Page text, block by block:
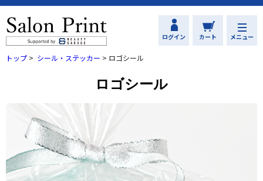
ログイン カート メニュー
トップ > シール・ステッカー > ロゴシール
ロゴシール